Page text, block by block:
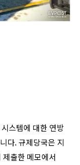
스템에 대한 연방
다. 규제당국은 지
출한 메모에서